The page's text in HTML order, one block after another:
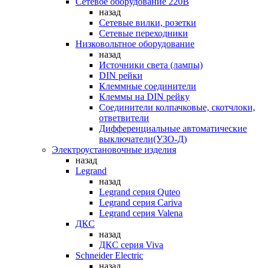
назад
Сетевые вилки, розетки
Сетевые переходники
Низковольтное оборудование
назад
Источники света (лампы)
DIN рейки
Клеммные соединители
Клеммы на DIN рейку
Соединители колпачковые, скотчлоки,
ответвители
Дифференциальные автоматические
выключатели(УЗО-Д)
Электроустановочные изделия
назад
Legrand
назад
Legrand серия Quteo
Legrand серия Cariva
Legrand серия Valena
ДКС
назад
ДКС серия Viva
Schneider Electric
назад